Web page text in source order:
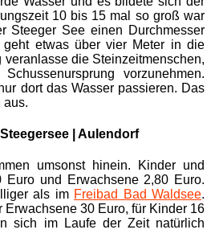
10 bis 15 mal so groß war
Steeger See einen Durchmesser
etwas über vier Meter in die
die Steinzeitmenschen,
vorzunehmen.
dort das Wasser passieren. Das
aus.
| Aulendorf
umsonst hinein. Kinder und
Euro und Erwachsene 2,80 Euro.
als im Freibad Bad Waldsee.
Erwachsene 30 Euro, für Kinder 16
sich im Laufe der Zeit natürlich